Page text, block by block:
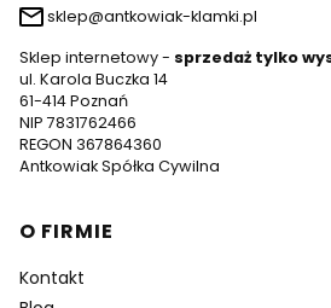
sklep@antkowiak-klamki.pl
Sklep internetowy - sprzedaż tylko
ul. Karola Buczka 14
61-414 Poznań
NIP 7831762466
REGON 367864360
Antkowiak Spółka Cywilna
Linki w stopce
O FIRMIE
Kontakt